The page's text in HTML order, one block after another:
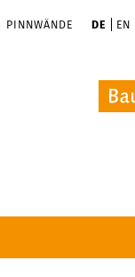
PINNWÄNDE DE EN